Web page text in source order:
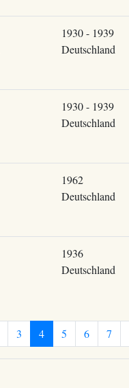
1930 - 1939
Deutschland
1930 - 1939
Deutschland
1962
Deutschland
1936
Deutschland
3 4 5 6 7